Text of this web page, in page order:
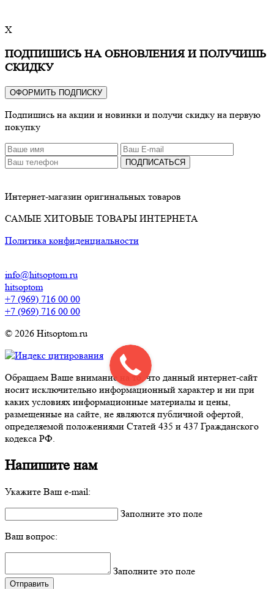
X
ПОДПИШИСЬ НА ОБНОВЛЕНИЯ И ПОЛУЧИШЬ
СКИДКУ
ОФОРМИТЬ ПОДПИСКУ
Подпишись на акции и новинки и получи скидку на первую
покупку
ПОДПИСАТЬСЯ
Интернет-магазин оригинальных товаров
САМЫЕ ХИТОВЫЕ ТОВАРЫ ИНТЕРНЕТА
Политика конфиденциальности
info@hitsoptom.ru
hitsoptom
+7 (969) 716 00 00
+7 (969) 716 00 00
© 2026 Hitsoptom.ru
Обращаем Ваше внимание на то, что данный интернет-сайт
носит исключительно информационный характер и ни при
каких условиях информационные материалы и цены,
размещенные на сайте, не являются публичной офертой,
определяемой положениями Статей 435 и 437 Гражданского
кодекса РФ.
Напишите нам
Укажите Ваш e-mail:
Заполните это поле
Ваш вопрос:
Заполните это поле